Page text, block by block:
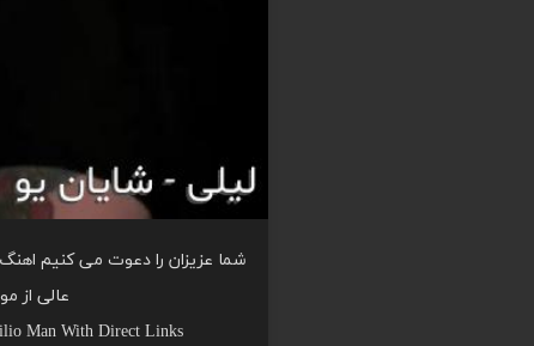
شما عزیزان را دعوت می کنیم اهنگ
عالی از
Man With Direct Links